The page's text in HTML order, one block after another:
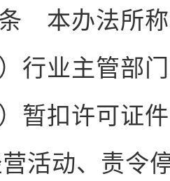
本办法所称
）行业主管部
）暂扣许可证
活动、责令